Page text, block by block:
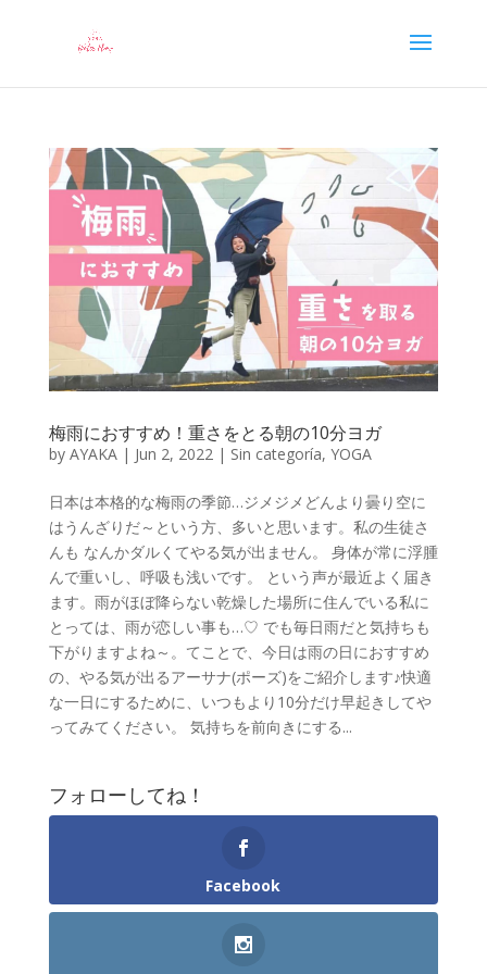
梅雨におすすめ！重さをとる朝の10分ヨガ
by AYAKA| Jun 2, 2022| Sin categoría, YOGA
日本は本格的な梅雨の季節…ジメジメどんより曇り空に
はうんざりだ～という方、多いと思います。私の生徒さ
んも なんかダルくてやる気が出ません。 身体が常に浮腫
んで重いし、呼吸も浅いです。 という声が最近よく届き
ます。雨がほぼ降らない乾燥した場所に住んでいる私に
とっては、雨が恋しい事も…♡ でも毎日雨だと気持ちも
下がりますよね～。てことで、今日は雨の日におすすめ
の、やる気が出るアーサナ(ポーズ)をご紹介します♪快適
な一日にするために、いつもより10分だけ早起きしてや
ってみてください。 気持ちを前向きにする...
フォローしてね！
Facebook